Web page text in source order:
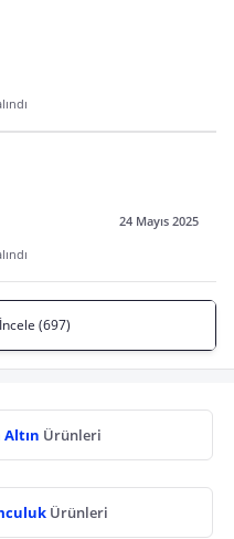
24 Mayıs 2025
(697)
Ürünleri
Ürünleri